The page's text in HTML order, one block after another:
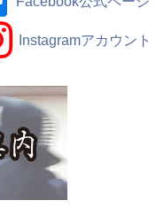
Instagramアカウント